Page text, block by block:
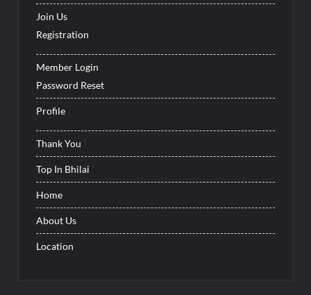
Join Us
Registration
Member Login
Password Reset
Profile
Thank You
Top In Bhilai
Home
About Us
Location